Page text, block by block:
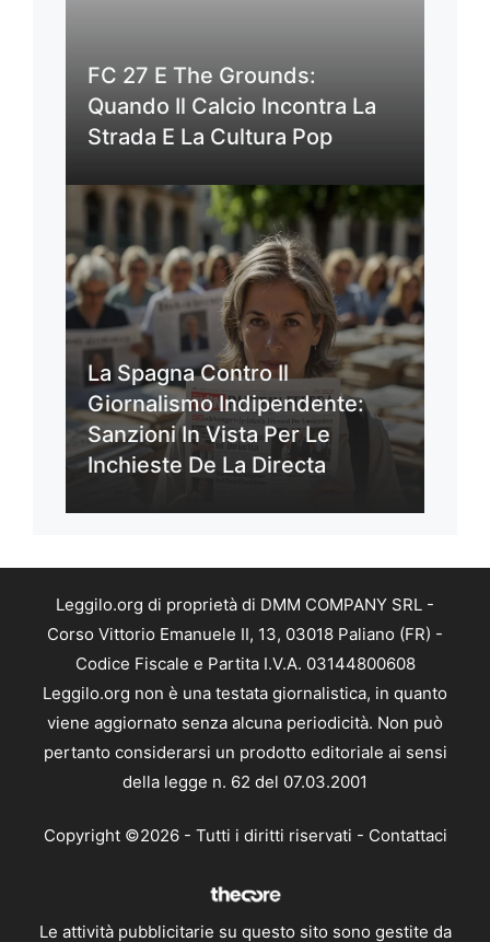
FC 27 E The Grounds:
Quando Il Calcio Incontra La
Strada E La Cultura Pop
La Spagna Contro Il
Giornalismo Indipendente:
Sanzioni In Vista Per Le
Inchieste De La Directa
Leggilo.org di proprietà di DMM COMPANY SRL -
Corso Vittorio Emanuele II, 13, 03018 Paliano (FR) -
Codice Fiscale e Partita I.V.A. 03144800608
Leggilo.org non è una testata giornalistica, in quanto
viene aggiornato senza alcuna periodicità. Non può
pertanto considerarsi un prodotto editoriale ai sensi
della legge n. 62 del 07.03.2001
Copyright ©2026 - Tutti i diritti riservati - Contattaci
Le attività pubblicitarie su questo sito sono gestite da